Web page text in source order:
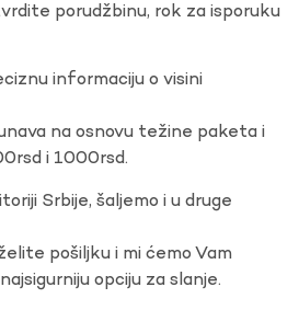
porudžbinu, rok za isporuku
informaciju o visini
na osnovu težine paketa i
i 1000rsd.
Srbije, šaljemo i u druge
pošiljku i mi ćemo Vam
opciju za slanje.